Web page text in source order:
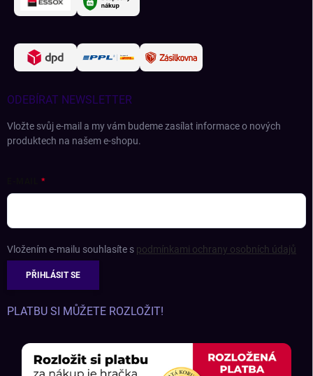
ODEBÍRAT NEWSLETTER
Vložte svůj e-mail a my vám budeme zasílat informace o nových
produktech na našem e-shopu.
Vložením e-mailu souhlasíte s podmínkami ochrany osobních údajů
PŘIHLÁSIT SE
PLATBU SI MŮŽETE ROZLOŽIT!